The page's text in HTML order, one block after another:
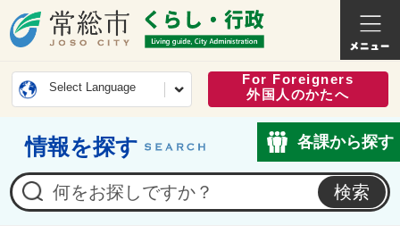
常総市公式ホームページ
くらし
Select Language
For Foreigners
外国人のかたへ
情報を探す 各課から探す